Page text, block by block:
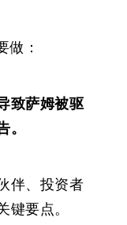
做：
致萨姆被驱
。
伴、投资者
键要点。